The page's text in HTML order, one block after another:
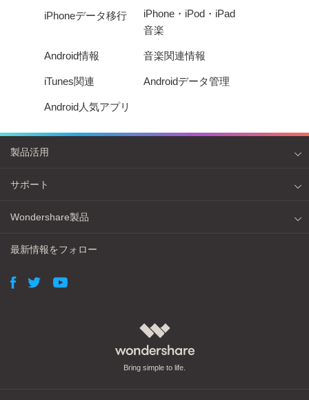
iPhoneデータ移行
iPhone・iPod・iPad
音楽
Android情報 音楽関連情報
iTunes関連 Androidデータ管理
Android人気アプリ
Bring simple to life.
製品活用
サポート
Wondershare製品
最新情報をフォロー